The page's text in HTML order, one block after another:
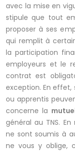
avec la mise en
stipule que tout
proposer à ses
qui remplit à
la participation
employeurs et le
contrat est
exception. En effet,
ou apprentis
concerne la
général au TNS.
ne sont soumis à
ne vous y oblige,